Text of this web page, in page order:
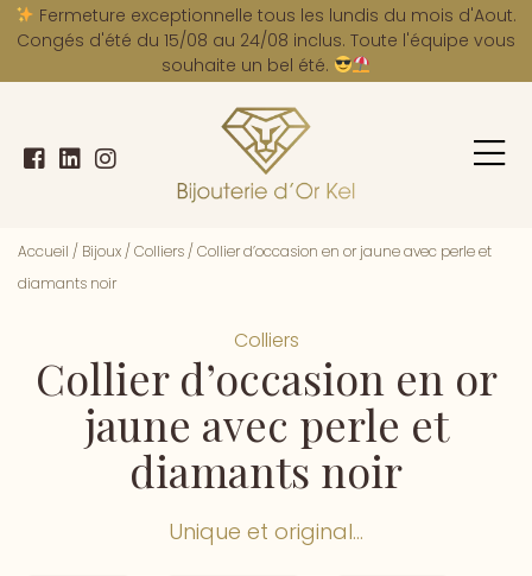
Fermeture exceptionnelle tous les lundis du mois d'Aout.
Congés d'été du 15/08 au 24/08 inclus. Toute l'équipe vous
souhaite un bel été.
Accueil / Bijoux / Colliers / Collier d’occasion en or jaune avec perle et
diamants noir
Colliers
Collier d’occasion en or
jaune avec perle et
diamants noir
Unique et original...